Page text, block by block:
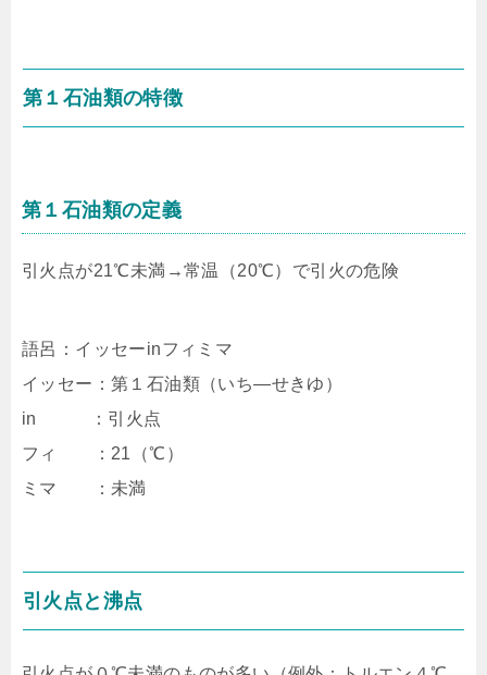
第１石油類の特徴
第１石油類の定義
引火点が21℃未満→常温（20℃）で引火の危険
語呂：イッセーinフィミマ
イッセー：第１石油類（いち―せきゆ）
in ：引火点
フィ ：21（℃）
ミマ ：未満
引火点と沸点